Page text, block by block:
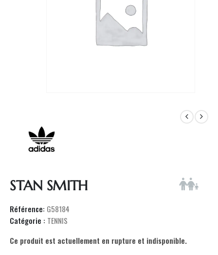
STAN SMITH
Référence: G58184
Catégorie : TENNIS
Ce produit est actuellement en rupture et indisponible.